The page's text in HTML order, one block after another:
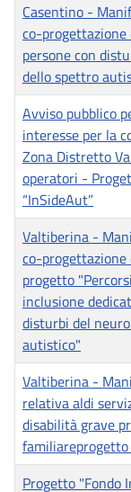
Casentino -
co-
persone con
dello spettro
Avviso pubblico
interesse per la
Zona Distretto
operatori -
“InSideAut”
Valtiberina -
co-
progetto
inclusione
disturbi del
autistico"
Valtiberina -
relativa aldi
disabilità grave
familiareprogetto
Progetto "Fondo